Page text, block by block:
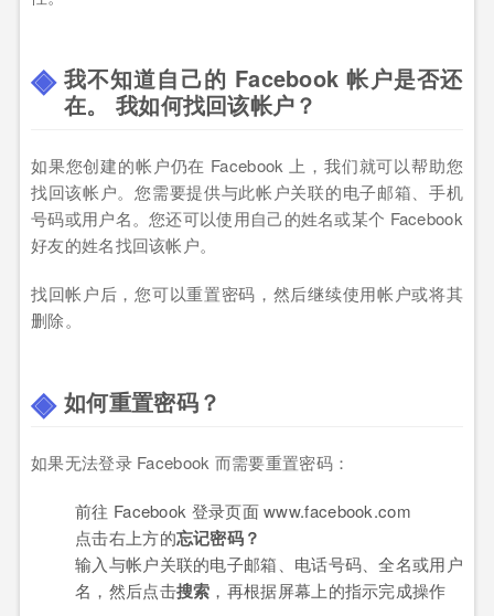
我不知道自己的 Facebook 帐户是否还
在。 我如何找回该帐户？
如果您创建的帐户仍在 Facebook 上，我们就可以帮助您
找回该帐户。您需要提供与此帐户关联的电子邮箱、手机
号码或用户名。您还可以使用自己的姓名或某个 Facebook
好友的姓名找回该帐户。
找回帐户后，您可以重置密码，然后继续使用帐户或将其
删除。
如何重置密码？
如果无法登录 Facebook 而需要重置密码：
前往 Facebook 登录页面 www.facebook.com
点击右上方的忘记密码？
输入与帐户关联的电子邮箱、电话号码、全名或用户
名，然后点击搜索 ，再根据屏幕上的指示完成操作